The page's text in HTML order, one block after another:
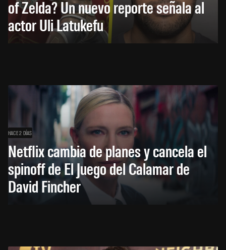
of Zelda? Un nuevo reporte señala al
actor Uli Latukefu
HACE 2 DÍAS
Netflix cambia de planes y cancela el
spinoff de El Juego del Calamar de
David Fincher